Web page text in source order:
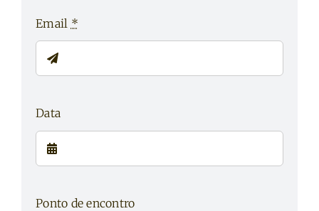
Email *
Data
Ponto de encontro